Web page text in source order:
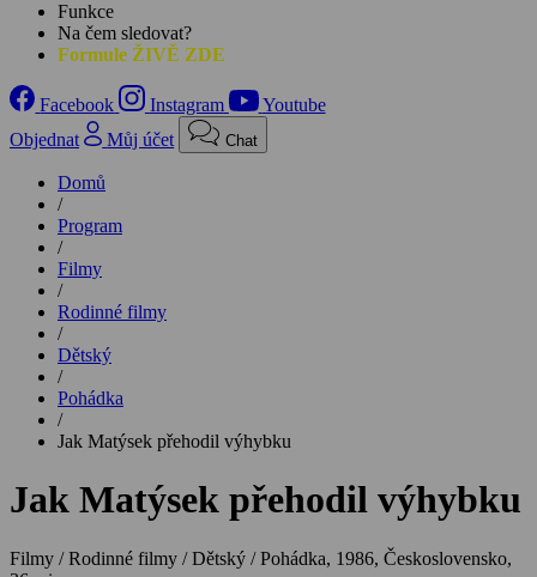
Funkce
Na čem sledovat?
Formule ŽIVĚ ZDE
Facebook Instagram
Youtube
Objednat
Můj účet Chat
Domů
/
Program
/
Filmy
/
Rodinné filmy
/
Dětský
/
Pohádka
/
Jak Matýsek přehodil výhybku
Jak Matýsek přehodil výhybku
Filmy / Rodinné filmy / Dětský / Pohádka, 1986, Československo,